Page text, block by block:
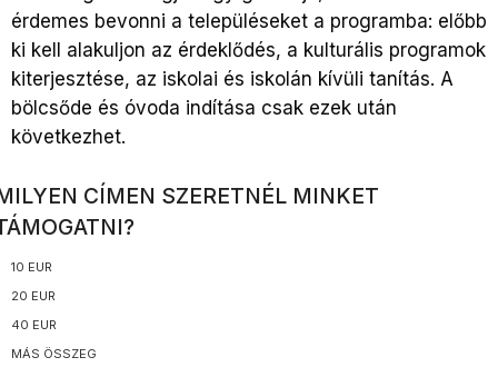
érdemes bevonni a településeket a programba: előbb
ki kell alakuljon az érdeklődés, a kulturális programok
kiterjesztése, az iskolai és iskolán kívüli tanítás. A
bölcsőde és óvoda indítása csak ezek után
következhet.
CÍMEN SZERETNÉL MINKET
10 EUR
20 EUR
40 EUR
MÁS ÖSSZEG